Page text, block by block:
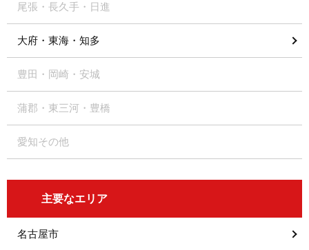
尾張・長久手・日進
大府・東海・知多
豊田・岡崎・安城
蒲郡・東三河・豊橋
愛知その他
主要なエリア
名古屋市